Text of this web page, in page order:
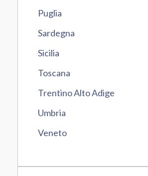
Puglia
Sardegna
Sicilia
Toscana
Trentino Alto Adige
Umbria
Veneto